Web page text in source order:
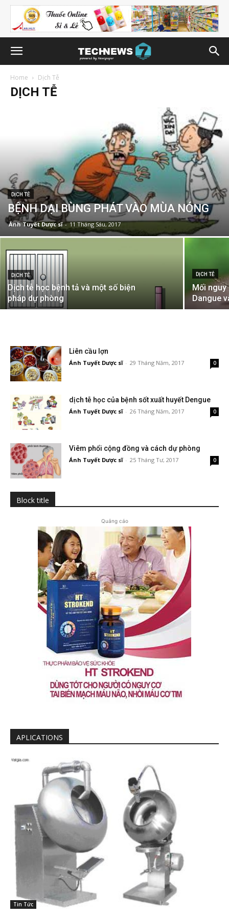
Home Dịch Tễ
DỊCH TỄ
DỊCH TỄ
BỆNH DẠI BÙNG PHÁT VÀO MÙA NÓNG
Ánh Tuyết Dược sĩ - 11 Tháng Sáu, 2017
DỊCH TỄ
Dịch tễ học bệnh tả và một số biện
pháp dự phòng
DỊCH TỄ
Mối
Dangue
Liên cầu lợn
Ánh Tuyết Dược sĩ - 29 Tháng Năm, 2017 0
dịch tễ học của bệnh sốt xuất huyết Dengue
Ánh Tuyết Dược sĩ - 26 Tháng Năm, 2017 0
Viêm phổi cộng đồng và cách dự phòng
Ánh Tuyết Dược sĩ - 25 Tháng Tư, 2017 0
Block title
Quảng cáo
APLICATIONS
Tin Tức